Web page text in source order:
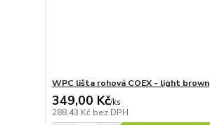
WPC lišta rohová COEX - light brown
349,00 Kč/ks
288,43 Kč bez DPH